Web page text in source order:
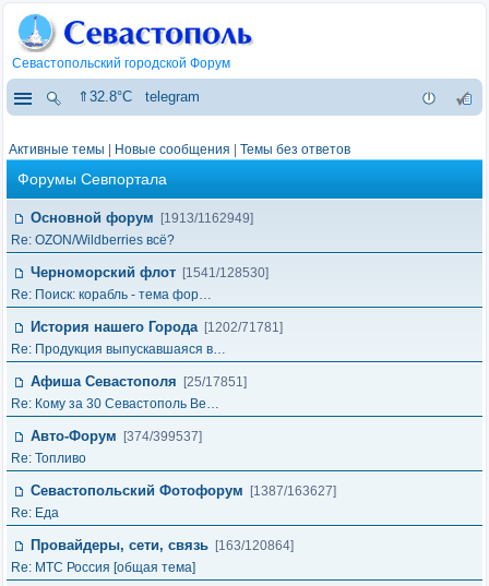
Севастопольский городской Форум
⇑32.8°C telegram
Активные темы Новые сообщения Темы без ответов
Форумы Севпортала
Основной форум
[1913/1162949]
Re: OZON/Wildberries всё?
Черноморский флот [1541/128530]
Re: Поиск: корабль - тема фор…
История нашего Города [1202/71781]
Re: Продукция выпускавшаяся в…
Афиша Севастополя
[25/17851]
Re: Кому за 30 Севастополь Ве…
Авто-Форум
[374/399537]
Re: Топливо
Севастопольский Фотофорум
[1387/163627]
Re: Еда
Провайдеры, сети, связь [163/120864]
Re: МТС Россия [общая тема]